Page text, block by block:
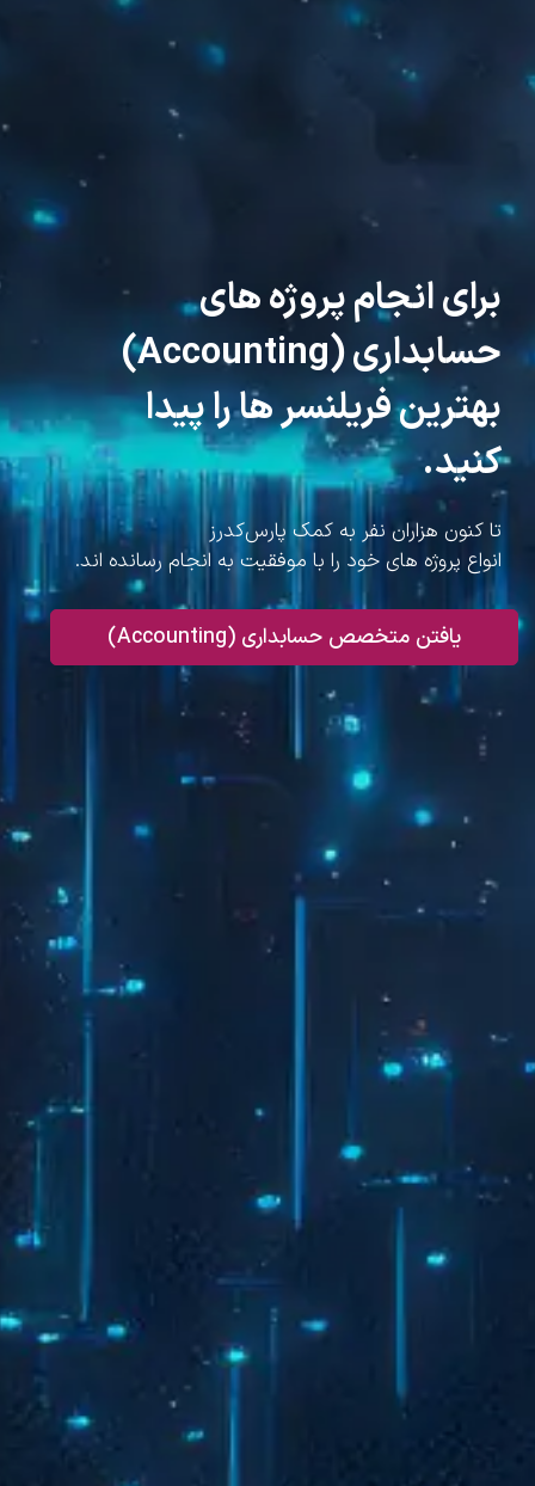
برای انجام پروژه های
حسابداری (Accounting)
بهترین فریلنسر ها را پیدا
کنید.
تا کنون هزاران نفر به کمک پارس‌کدرز
انواع پروژه های خود را با موفقیت به انجام رسانده اند.
یافتن متخصص حسابداری (Accounting)